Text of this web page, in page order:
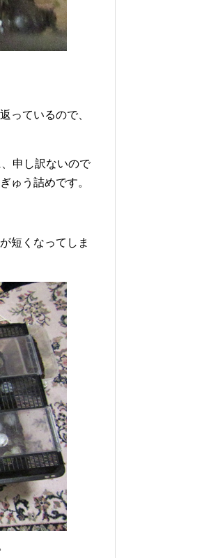
っているので、
申し訳ないので
ゅう詰めです。
短くなってしま